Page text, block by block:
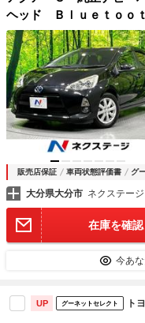
ヘッド Ｂｌｕｅｔｏ
電動格納ミラー 純正１
販売店保証 車両状態評価書 グ
大分県大分市 ネクステー
在庫を確
今あ
UP グーネットセレクト ト